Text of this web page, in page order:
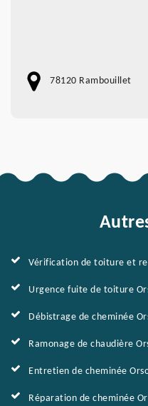
78120 Rambouillet
Vérification de toiture et
Urgence fuite de toiture
Débistrage de cheminée
Ramonage de chaudière
Entretien de cheminée
Réparation de cheminée